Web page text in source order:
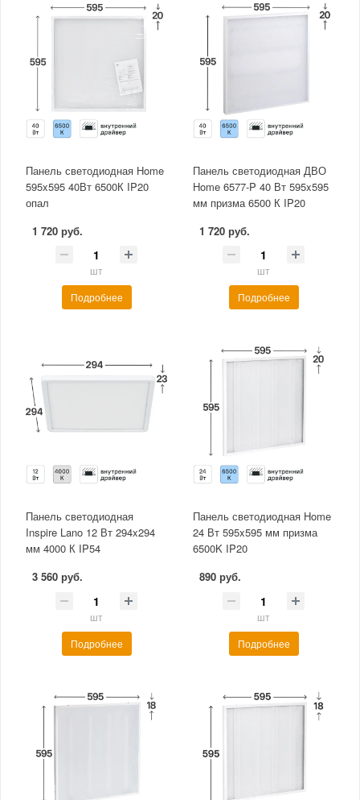
Панель светодиодная Home
595x595 40Вт 6500К IP20
опал
1 720 руб.
шт
Подробнее
Панель светодиодная ДВО
Home 6577-P 40 Вт 595x595
мм призма 6500 К IP20
1 720 руб.
шт
Подробнее
Панель светодиодная
Inspire Lano 12 Вт 294x294
мм 4000 К IP54
3 560 руб.
шт
Подробнее
Панель светодиодная Home
24 Вт 595x595 мм призма
6500K IP20
890 руб.
шт
Подробнее